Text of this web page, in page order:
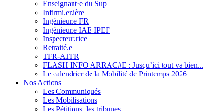
Enseignant·e du Sup
Infirmi.er.ière
Ingénieur.e FR
Ingénieur.e IAE IPEF
Inspecteur.rice
Retraité.e
TFR-ATFR
FLASH INFO ARRAC#E : Jusqu’ici tout va bien...
Le calendrier de la Mobilité de Printemps 2026
Nos Actions
Les Communiqués
Les Mobilisations
Les Pétitions, les tribunes